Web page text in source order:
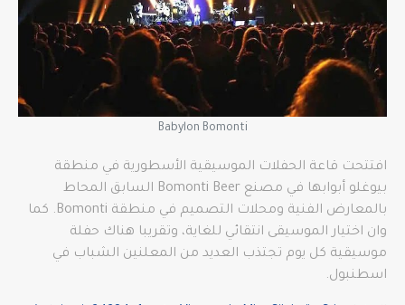
Babylon Bomonti
افتتحت قاعة الحفلات الموسيقية الأسطورية في منطقة
بيوغلو أبوابها في مصنع Bomonti Beer السابق المحاط
بالمعارض الفنية ومحلات التصميم في منطقة Bomonti. كما
وان اختيار الموسيقى انتقائي للغاية، وتقريبا هناك حفلة
موسيقية كل يوم تجتذب العديد من المعلنين الشباب في
اسطنبول.